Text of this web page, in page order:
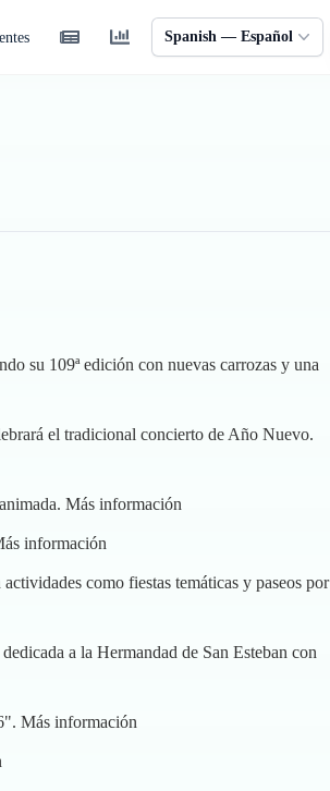
Spanish — Español
su 109ª edición con nuevas carrozas y una
el tradicional concierto de Año Nuevo.
Más información
información
como fiestas temáticas y paseos por
a la Hermandad de San Esteban con
Más información